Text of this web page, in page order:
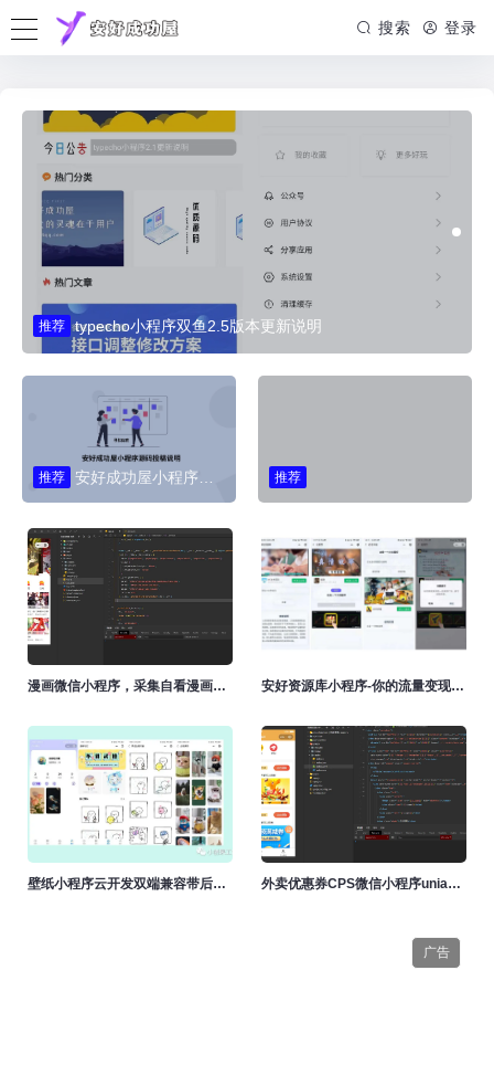
搜索 登录
推荐 typecho小程序双鱼2.5版本更新说明
推荐 安好成功屋小程序源码投稿说明 推荐
漫画微信小程序，采集自看漫画网（附源码） 安好资源库小程序-你的流量变现神器
壁纸小程序云开发双端兼容带后台最新发布 外卖优惠券CPS微信小程序uniapp云开发版
广告